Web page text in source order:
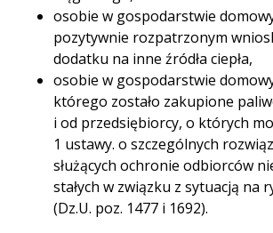
osobie w gospodarstwie
pozytywnie rozpatrzonym
dodatku na inne źródła ciepła,
osobie w gospodarstwie
którego zostało zakupione
i od przedsiębiorcy, o których
1 ustawy. o szczególnych
służących ochronie odbiorców
stałych w związku z sytuacją na
(Dz.U. poz. 1477 i 1692).